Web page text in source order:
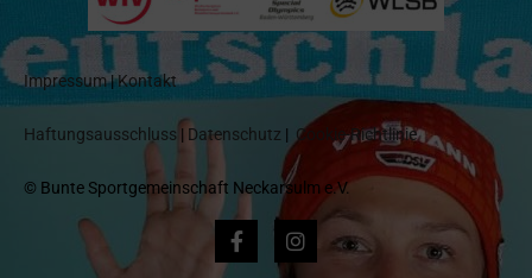
Impressum|Kontakt
Haftungsausschluss | Datenschutz | Cookie-Richtlinie
© Bunte Sportgemeinschaft Neckarsulm e.V.